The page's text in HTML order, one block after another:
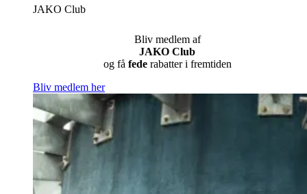
JAKO Club
Bliv medlem af
JAKO Club
og få federabatter i fremtiden
Bliv medlem her